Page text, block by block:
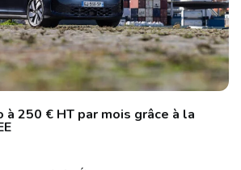
à 250 € HT par mois grâce à la